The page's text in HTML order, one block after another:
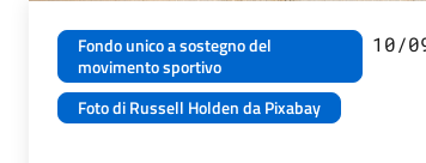
Fondo unico a sostegno del
movimento sportivo
Foto di Russell Holden da Pixabay
10/